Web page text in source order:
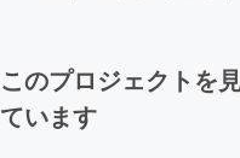
このプロジェクトを
ています